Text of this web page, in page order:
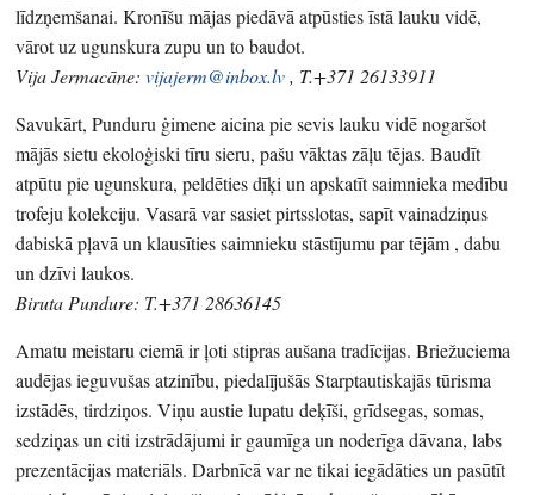
līdzņemšanai. Kronīšu mājas piedāvā atpūsties īstā lauku vidē,
vārot uz ugunskura zupu un to baudot.
Vija Jermacāne:vijajerm@inbox.lv, T.+371 26133911
Savukārt, Punduru ģimene aicina pie sevis lauku vidē nogaršot
mājās sietu ekoloģiski tīru sieru, pašu vāktas zāļu tējas. Baudīt
atpūtu pie ugunskura, peldēties dīķi un apskatīt saimnieka medību
trofeju kolekciju. Vasarā var sasiet pirtsslotas, sapīt vainadziņus
dabiskā pļavā un klausīties saimnieku stāstījumu par tējām , dabu
un dzīvi laukos.
Biruta Pundure: T.+371 28636145
Amatu meistaru ciemā ir ļoti stipras aušana tradīcijas. Briežuciema
audējas ieguvušas atzinību, piedalījušās Starptautiskajās tūrisma
izstādēs, tirdziņos. Viņu austie lupatu deķīši, grīdsegas, somas,
sedziņas un citi izstrādājumi ir gaumīga un noderīga dāvana, labs
prezentācijas materiāls. Darbnīcā var ne tikai iegādāties un pasūtīt